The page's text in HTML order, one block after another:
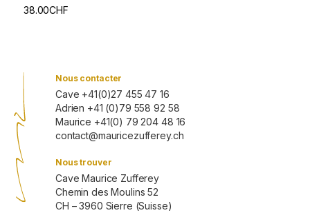
38.00CHF
Nous contacter
Cave +41(0)27 455 47 16
Adrien +41 (0)79 558 92 58
Maurice +41(0) 79 204 48 16
contact@mauricezufferey.ch
Nous trouver
Cave Maurice Zufferey
Chemin des Moulins 52
CH – 3960 Sierre (Suisse)